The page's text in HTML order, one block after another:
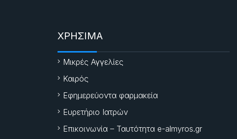
ΧΡΗΣΙΜΑ
Μικρές Αγγελίες
Καιρός
Εφημερεύοντα φαρμακεία
Ευρετήριο Ιατρών
Επικοινωνία – Ταυτότητα e-almyros.gr